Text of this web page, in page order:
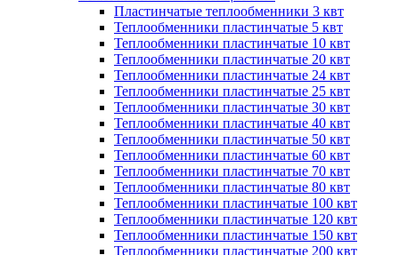
Пластинчатые теплообменники 3 квт
Теплообменники пластинчатые 5 квт
Теплообменники пластинчатые 10 квт
Теплообменники пластинчатые 20 квт
Теплообменники пластинчатые 24 квт
Теплообменники пластинчатые 25 квт
Теплообменники пластинчатые 30 квт
Теплообменники пластинчатые 40 квт
Теплообменники пластинчатые 50 квт
Теплообменники пластинчатые 60 квт
Теплообменники пластинчатые 70 квт
Теплообменники пластинчатые 80 квт
Теплообменники пластинчатые 100 квт
Теплообменники пластинчатые 120 квт
Теплообменники пластинчатые 150 квт
Теплообменники пластинчатые 200 квт